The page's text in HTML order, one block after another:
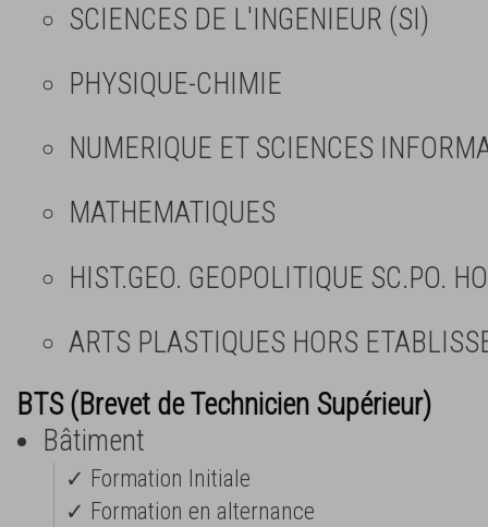
SCIENCES DE L'INGENIEUR (SI)
PHYSIQUE-CHIMIE
NUMERIQUE ET SCIENCES
MATHEMATIQUES
HIST.GEO. GEOPOLITIQUE SC.PO.
ARTS PLASTIQUES HORS
BTS (Brevet de Technicien Supérieur)
Bâtiment
✓ Formation Initiale
✓ Formation en alternance